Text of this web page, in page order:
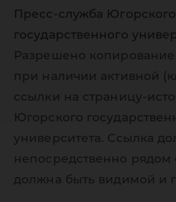
Пресс-служба Югорского
государственного
Разрешено копирование
при наличии активной
ссылки на страницу-
Югорского
университета. Ссылка
непосредственно рядом
должна быть видимой и